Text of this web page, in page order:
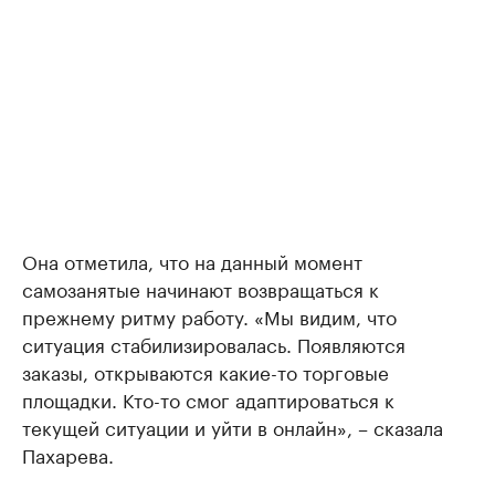
Она отметила, что на данный момент
самозанятые начинают возвращаться к
прежнему ритму работу. «Мы видим, что
ситуация стабилизировалась. Появляются
заказы, открываются какие-то торговые
площадки. Кто-то смог адаптироваться к
текущей ситуации и уйти в онлайн», – сказала
Пахарева.